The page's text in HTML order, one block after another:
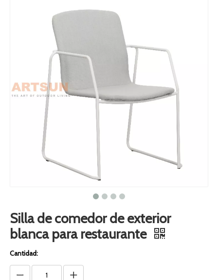
Silla de comedor de exterior
blanca para restaurante
Cantidad: